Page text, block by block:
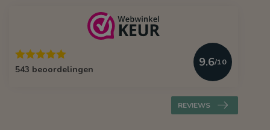
543 beoordelingen
9.6/10
REVIEWS